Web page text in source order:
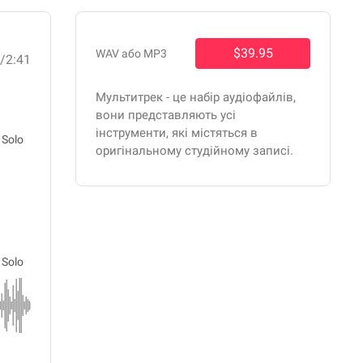
/2:41
Solo
Solo
WAV або MP3 $39.95
Мультитрек - це набір аудіофайлів,
вони представляють усі
інструменти, які містяться в
оригінальному студійному записі.